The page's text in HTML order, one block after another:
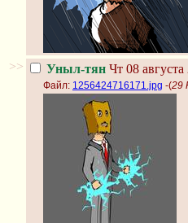
>> Уныл-тян Чт 08
Файл: 1256424716171.jpg -(29